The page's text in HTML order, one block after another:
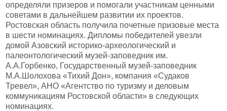
определяли призеров и помогали участникам ценными
советами в дальнейшем развитии их проектов.
Ростовская область получила почетные призовые места
в шести номинациях. Дипломы победителей увезли
домой Азовский историко-археологический и
палеонтологический музей-заповедник им.
А.А.Горбенко, Государственный музей-заповедник
М.А.Шолохова «Тихий Дон», компания «Судаков
Тревел», АНО «Агентство по туризму и деловым
коммуникациям Ростовской области» в следующих
номинациях.